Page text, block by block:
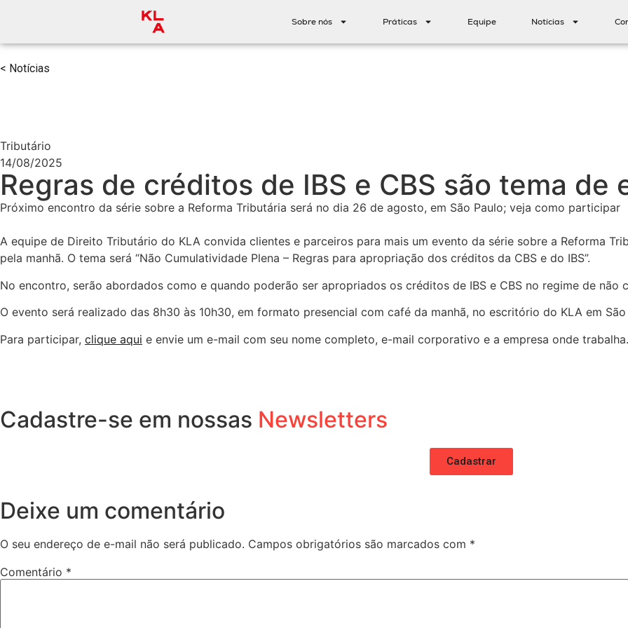
Sobre nós Práticas Equipe Notícias
< Notícias
Tributário
14/08/2025
Regras de créditos de IBS e CBS são tema de
Próximo encontro da série sobre a Reforma Tributária será no dia 26 de agosto, em São Paulo; veja como participar
A equipe de Direito Tributário do KLA convida clientes e parceiros para mais um evento da série sobre a Reforma
pela manhã. O tema será “Não Cumulatividade Plena – Regras para apropriação dos créditos da CBS e do IBS”.
No encontro, serão abordados como e quando poderão ser apropriados os créditos de IBS e CBS no regime de
O evento será realizado das 8h30 às 10h30, em formato presencial com café da manhã, no escritório do KLA em São
Para participar, clique aqui e envie um e-mail com seu nome completo, e-mail corporativo e a empresa onde trabalha.
Cadastre-se em nossas Newsletters
Cadastrar
Deixe um comentário
O seu endereço de e-mail não será publicado. Campos obrigatórios são marcados com *
Comentário *